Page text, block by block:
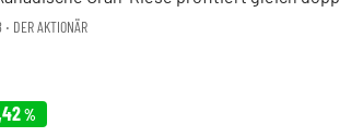
DER AKTIONÄREinerseits durch die Rückkehr der
%